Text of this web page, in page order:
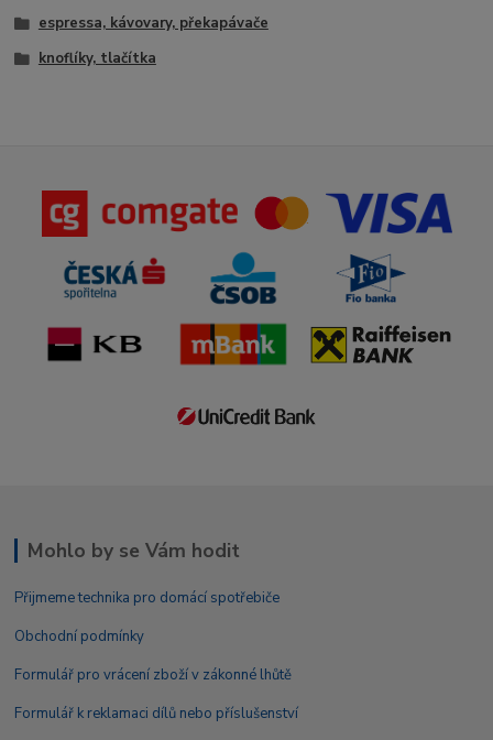
espressa, kávovary, překapávače
knoflíky, tlačítka
Mohlo by se Vám hodit
Přijmeme technika pro domácí spotřebiče
Obchodní podmínky
Formulář pro vrácení zboží v zákonné lhůtě
Formulář k reklamaci dílů nebo příslušenství